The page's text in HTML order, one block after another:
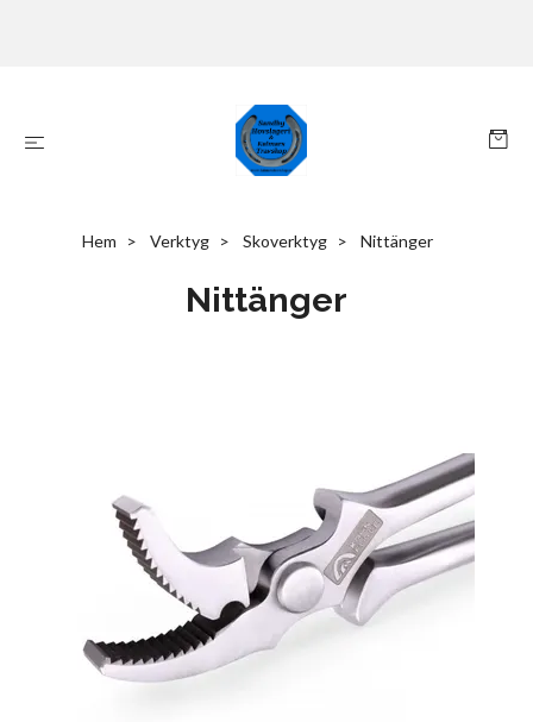
Hem Verktyg Skoverktyg Nittänger
Nittänger